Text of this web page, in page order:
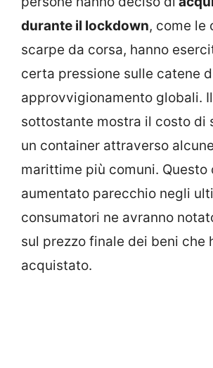
durante il lockdown, come le
scarpe da corsa, hanno
certa pressione sulle catene
approvvigionamento globali.
sottostante mostra il costo di
un container attraverso
marittime più comuni. Questo
aumentato parecchio negli
consumatori ne avranno
sul prezzo finale dei beni che
acquistato.